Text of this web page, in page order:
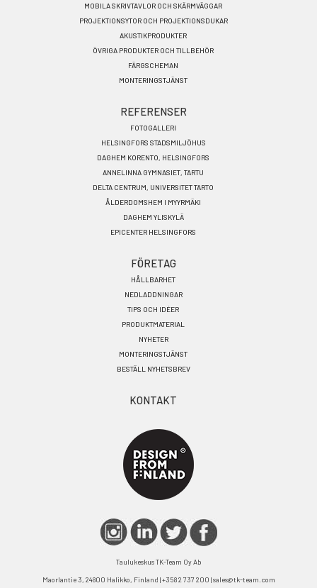
MOBILA SKRIVTAVLOR OCH SKÄRMVÄGGAR
PROJEKTIONSYTOR OCH PROJEKTIONSDUKAR
AKUSTIKPRODUKTER
ÖVRIGA PRODUKTER OCH TILLBEHÖR
FÄRGSCHEMAN
MONTERINGSTJÄNST
REFERENSER
FOTOGALLERI
HELSINGFORS STADSMILJÖHUS
DAGHEM KORENTO, HELSINGFORS
ANNELINNA GYMNASIET, TARTU
DELTA CENTRUM, UNIVERSITET TARTO
ÅLDERDOMSHEM I MYYRMÄKI
DAGHEM YLISKYLÄ
EPICENTER HELSINGFORS
FÖRETAG
HÅLLBARHET
NEDLADDNINGAR
TIPS OCH IDÉER
PRODUKTMATERIAL
NYHETER
MONTERINGSTJÄNST
BESTÄLL NYHETSBREV
KONTAKT
Taulukeskus TK-Team Oy Ab
Maorlantie 3, 24800 Halikko, Finland | +358 2 737 200 | sales@tk-team.com